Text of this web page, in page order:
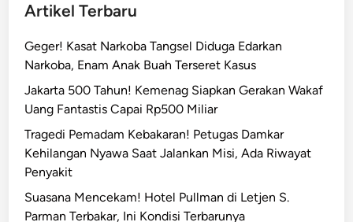
k
a
p
e
n
c
u
M
Artikel Terbaru
Geger! Kasat Narkoba Tangsel Diduga Edarkan
Narkoba, Enam Anak Buah Terseret Kasus
Jakarta 500 Tahun! Kemenag Siapkan Gerakan Wakaf
Uang Fantastis Capai Rp500 Miliar
Tragedi Pemadam Kebakaran! Petugas Damkar
Kehilangan Nyawa Saat Jalankan Misi, Ada Riwayat
Penyakit
Suasana Mencekam! Hotel Pullman di Letjen S.
Parman Terbakar, Ini Kondisi Terbarunya